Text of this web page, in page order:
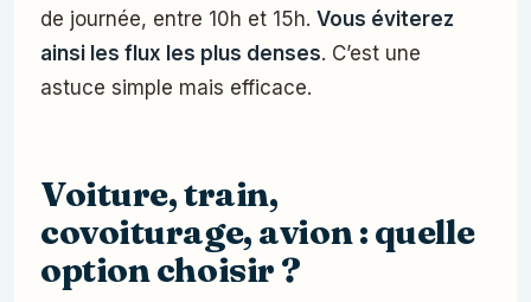
de journée, entre 10h et 15h. Vous éviterez
ainsi les flux les plus denses. C’est une
astuce simple mais efficace.
Voiture, train,
covoiturage, avion : quelle
option choisir ?